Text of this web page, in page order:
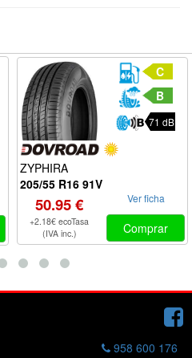
C
B
71 dB
ZYPHIRA
205/55 R16 91V
50.95 €
+2.18€ ecoTasa
(IVA inc.)
Ver ficha
Comprar
958 600 176